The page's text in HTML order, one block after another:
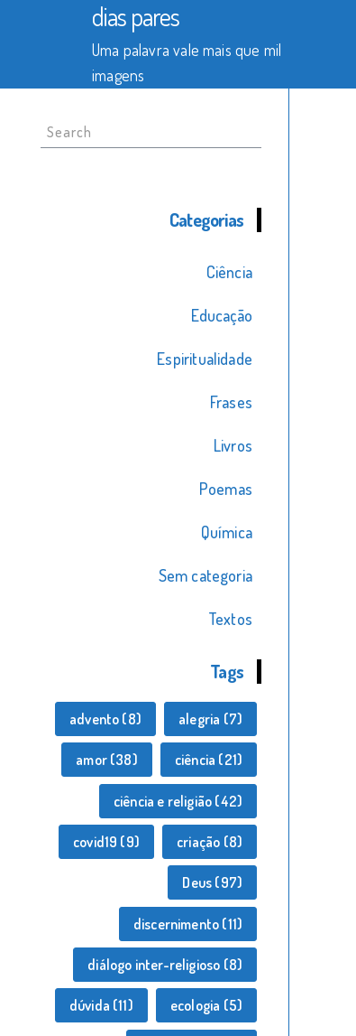
dias pares
Uma palavra vale mais que mil
imagens
Search
for:
Categorias
Ciência
Educação
Espiritualidade
Frases
Livros
Poemas
Química
Sem categoria
Textos
Tags
advento (8) alegria (7)
amor(38) ciência (21)
ciência e religião (42)
covid19 (9) criação (8)
Deus (97)
discernimento (11)
diálogo inter-religioso (8)
dúvida (11) ecologia (5)